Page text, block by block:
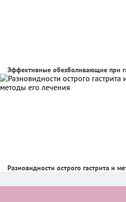
Эффективные обезболивающие при
Разновидности острого гастрита и